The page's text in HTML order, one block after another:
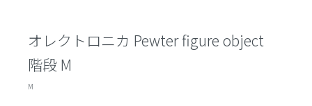
オレクトロニカ Pewter figure object
階段 M
M